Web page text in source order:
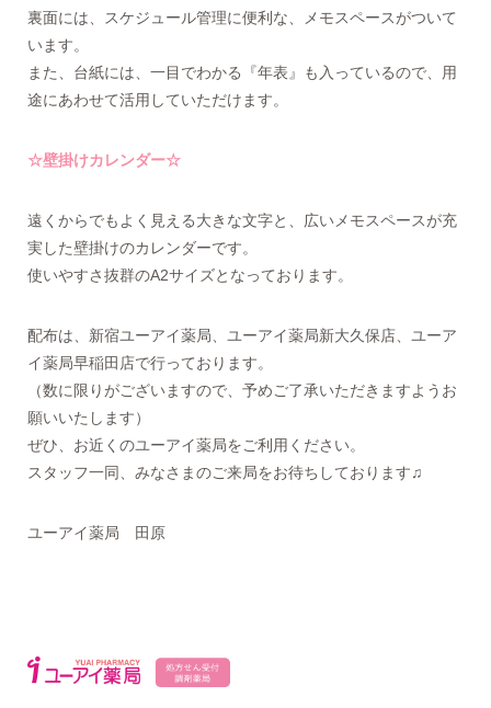
裏面には、スケジュール管理に便利な、メモスペースがついて
います。
また、台紙には、一目でわかる『年表』も入っているので、用
途にあわせて活用していただけます。
☆壁掛けカレンダー☆
遠くからでもよく見える大きな文字と、広いメモスペースが充
実した壁掛けのカレンダーです。
使いやすさ抜群のA2サイズとなっております。
配布は、新宿ユーアイ薬局、ユーアイ薬局新大久保店、ユーア
イ薬局早稲田店で行っております。
（数に限りがございますので、予めご了承いただきますようお
願いいたします）
ぜひ、お近くのユーアイ薬局をご利用ください。
スタッフ一同、みなさまのご来局をお待ちしております♫
ユーアイ薬局 田原